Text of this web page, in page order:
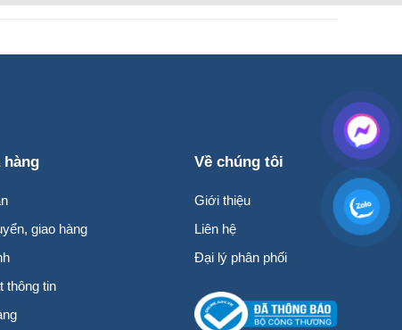
hàng
giao hàng
thông tin
Về chúng tôi
Giới thiệu
Liên hệ
Đại lý phân phối